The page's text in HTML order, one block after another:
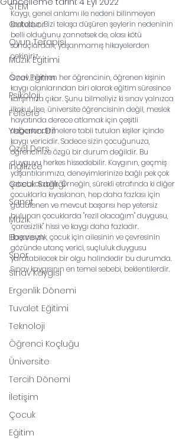
STEM
Outdoor
Oyun Terapisi
Müzik Eğitimi
Özel Eğitim
Psikoloji
Felsefe
Yabancı Dil
Özel Ders
İngilizce
Çocuk Sağlığı
Sanat
Müzik
Ebeveyn
Spor
Sınav Kaygısı
Ergenlik Dönemi
Tuvalet Eğitimi
Teknoloji
Öğrenci Koçluğu
Üniversite
Tercih Dönemi
İletişim
Çocuk
Eğitim
Kaygı, genel anlamı ile nedeni bilinmeyen
korkudur. Bizi telaşa düşüren şeylerin nedeninin
belli olduğunu zannetsek de, olası kötü
sonuçlardan, yaşanmamış hikayelerden
çekiniriz.
Sınav, hemen her öğrencinin, öğrenen kişinin
kaygı alanlarından biri olarak eğitim süresince
karşımıza çıkar. Şunu bilmeliyiz ki sınav yalnızca
ilkokul, lise, üniversite öğrencisinin değil, meslek
hayatında derece atlamak için çeşitli
değerlendirmelere tabii tutulan kişiler içinde
kaygı vericidir. Sadece sizin çocuğunuza,
öğrencinize özgü bir durum değildir. Bu
duyguyu herkes hissedebilir. Kaygının, geçmiş
yaşantılarımıza, deneyimlerinize bağlı pek çok
sebebi olabilir. Örneğin, sürekli etrafında ki diğer
çocuklarla kıyaslanan, hep daha fazlası için
güdülenen ve mevcut başarısı hep yetersiz
bulunan çocuklarda "rezil olacağım" duygusu,
"çaresizlik" hissi ve kaygı daha fazladır.
Başarısızlık, çocuk için ailesinin ve çevresinin
gözünde utanç verici, suçluluk duygusu
yaratabilecek bir olgu halindedir bu durumda.
Sınav kaygısının en temel sebebi, beklentilerdir.